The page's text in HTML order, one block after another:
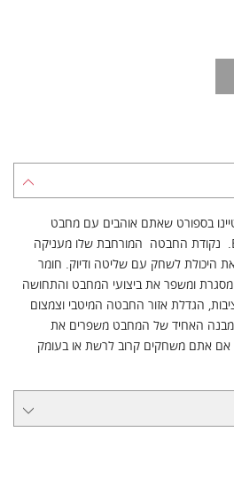
בספורט שאתם אוהבים עם מחבט
הפיקלבול BLAZE TOUR 16M. נקודת החבטה המורחבת שלו מעניקה
היכולת לשחק עם שליטה ודיוק. חומר
ומשפר את ביצועי המחבט והתחושה
הגדלת אזור החבטה המיטבי וצמצום
של 16 מ"מ והמבנה האחיד של המחבט משפרים את
אם אתם משחקים קרוב לרשת או בעומק